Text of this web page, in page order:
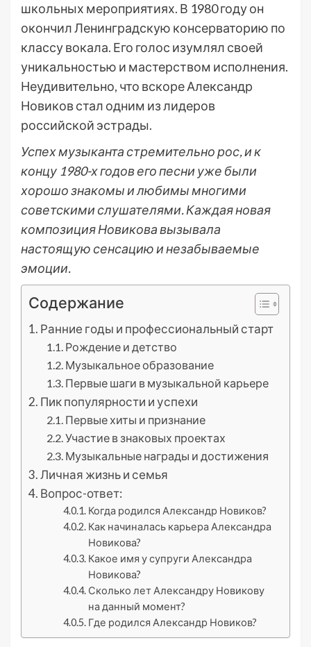
школьных мероприятиях. В 1980 году он
окончил Ленинградскую консерваторию по
классу вокала. Его голос изумлял своей
уникальностью и мастерством исполнения.
Неудивительно, что вскоре Александр
Новиков стал одним из лидеров
российской эстрады.
Успех музыканта стремительно рос, и к
концу 1980-х годов его песни уже были
хорошо знакомы и любимы многими
советскими слушателями. Каждая новая
композиция Новикова вызывала
настоящую сенсацию и незабываемые
эмоции.
Содержание
Ранние годы и профессиональный старт
Рождение и детство
Музыкальное образование
Первые шаги в музыкальной карьере
Пик популярности и успехи
Первые хиты и признание
Участие в знаковых проектах
Музыкальные награды и достижения
Личная жизнь и семья
Вопрос-ответ:
Когда родился Александр Новиков?
Как начиналась карьера Александра
Новикова?
Какое имя у супруги Александра
Новикова?
Сколько лет Александру Новикову
на данный момент?
Где родился Александр Новиков?